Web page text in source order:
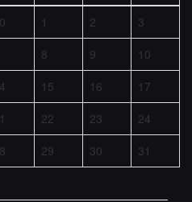
1 2
3
8 9
10
15 16
17
22 23
24
29 30 31